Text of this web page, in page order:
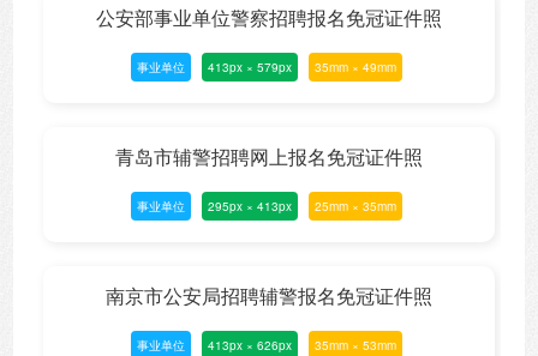
公安部事业单位警察招聘报名免冠证件照
事业单位 413px × 579px 35mm × 49mm
青岛市辅警招聘网上报名免冠证件照
事业单位 295px × 413px 25mm × 35mm
南京市公安局招聘辅警报名免冠证件照
事业单位 413px × 626px 35mm × 53mm